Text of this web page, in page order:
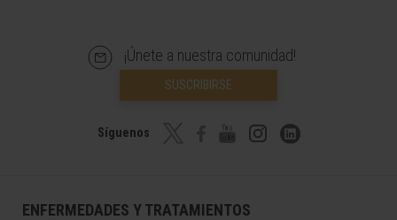
¡Únete a nuestra comunidad!
SUSCRIBIRSE
Síguenos
ENFERMEDADES Y TRATAMIENTOS